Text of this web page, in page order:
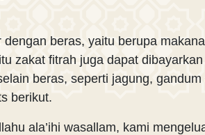
beras, yaitu berupa
zakat fitrah juga dapat dibayarkan
beras, seperti jagung, gandum
berikut.
ala’ihi wasallam, kami